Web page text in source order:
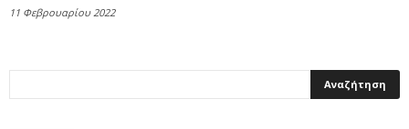
11 Φεβρουαρίου 2022